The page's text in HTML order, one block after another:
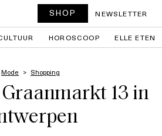
SHOP NEWSLETTER
HOROSCOOP ELLE ETEN
Mode Shopping
13 in